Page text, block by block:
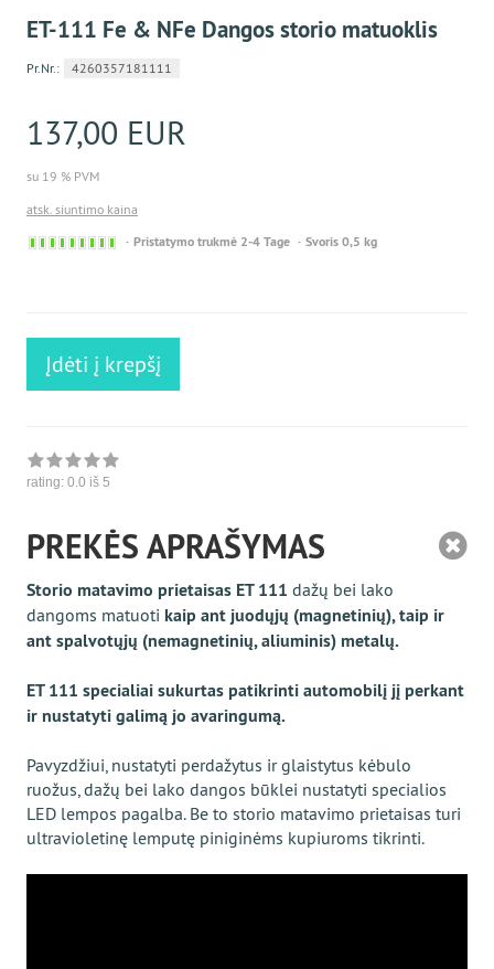
ET-111 Fe & NFe Dangos storio matuoklis
Pr.Nr.: 4260357181111
137,00 EUR
su 19 % PVM
atsk. siuntimo kaina
Sofort
Pristatymo trukmė 2-4 Tage Svoris 0,5 kg
Įdėti į krepšį
rating: 0.0 iš 5
PREKĖS APRAŠYMAS
Storio matavimo prietaisas ЕТ 111 dažų bei lako
dangoms matuoti kaip ant juodųjų (magnetinių), taip ir
ant spalvotųjų (nemagnetinių, aliuminis) metalų.
ЕТ 111 specialiai sukurtas patikrinti automobilį jį perkant
ir nustatyti galimą jo avaringumą.
Pavyzdžiui, nustatyti perdažytus ir glaistytus kėbulo
ruožus, dažų bei lako dangos būklei nustatyti specialios
LED lempos pagalba. Be to storio matavimo prietaisas turi
ultravioletinę lemputę piniginėms kupiuroms tikrinti.